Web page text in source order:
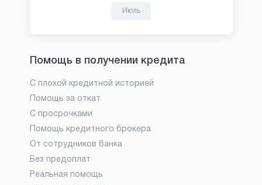
Июль
Помощь в получении кредита
С плохой кредитной историей
Помощь за откат
С просрочками
Помощь кредитного брокера
От сотрудников банка
Без предоплат
Реальная помощь